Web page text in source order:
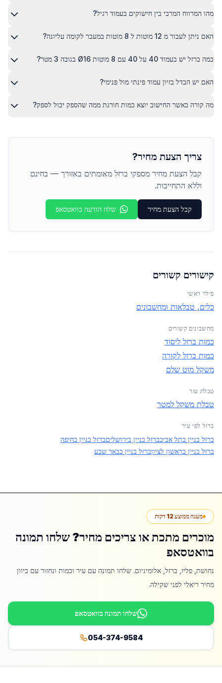
מהו המרווח המרבי בין חישוקים בעמוד רגיל?
האם ניתן לעבור מ 12 מוטות ל 8 מוטות במעבר לקומה עליונה?
כמה ברזל יש בעמוד 40 על 40 עם 8 מוטות Ø16 בגובה 3 מטר?
האם יש הבדל בזיון עמוד פינתי מול פנימי?
מה קורה כאשר החישוב יוצא כמות חורגת ממה שהספק יכול לספק?
צריך הצעת מחיר?
קבל הצעת מחיר מספקי ברזל מאומתים באזורך — בחינם
וללא התחייבות.
קבל הצעת מחיר שלח הודעה בוואטסאפ
קישורים קשורים
פילר ראשי
כלים, טבלאות ומחשבונים
מחשבונים קשורים
כמות ברזל ליסוד
כמות ברזל לקורה
משקל מוט שלם
טבלת עזר
טבלת משקל למטר
ברזל לפי עיר
ברזל בניין בתל אביבברזל בניין בירושליםברזל בניין בחיפה
ברזל בניין בראשון לציוןברזל בניין בבאר שבע
מענה ממוצע 12 דקות
מוכרים מתכת או צריכים מחיר? שלחו תמונה
בוואטסאפ
נחושת, פליז, ברזל, אלומיניום. שלחו תמונה עם עיר וכמות ונחזור עם כיוון
מחיר ריאלי לפני שקילה.
שלחו תמונה בוואטסאפ
054-374-9584